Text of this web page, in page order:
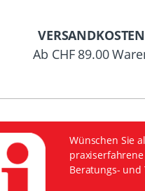
Ab CHF 89.00
Wünschen Sie
Beratungs-